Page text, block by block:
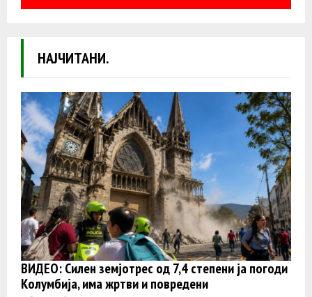
НАЈЧИТАНИ.
ВИДЕО: Силен земјотрес од 7,4 степени ја погоди
Колумбија, има жртви и повредени